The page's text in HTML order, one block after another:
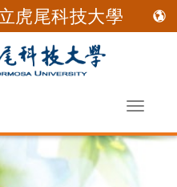
虎尾科技大學
Toggle
要內容